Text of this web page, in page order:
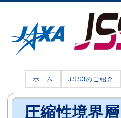
ホーム JSS3のご紹介
圧縮性境界